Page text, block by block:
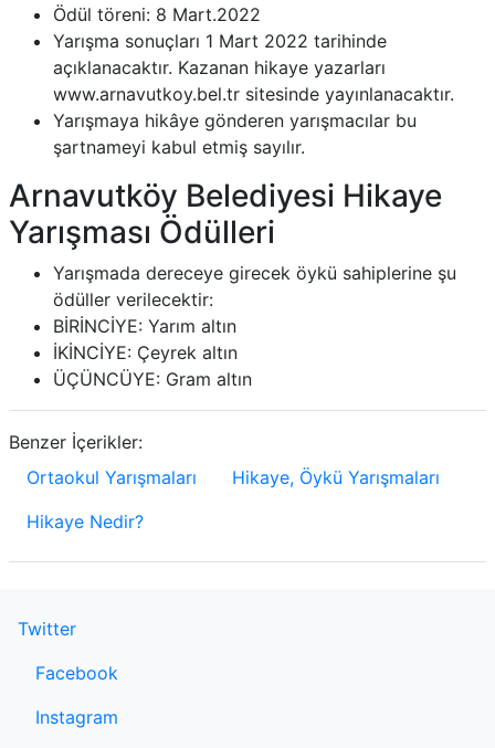
Ödül töreni: 8 Mart.2022
Yarışma sonuçları 1 Mart 2022 tarihinde
açıklanacaktır. Kazanan hikaye yazarları
www.arnavutkoy.bel.tr sitesinde yayınlanacaktır.
Yarışmaya hikâye gönderen yarışmacılar bu
şartnameyi kabul etmiş sayılır.
Arnavutköy Belediyesi Hikaye
Yarışması Ödülleri
Yarışmada dereceye girecek öykü sahiplerine şu
ödüller verilecektir:
BİRİNCİYE: Yarım altın
İKİNCİYE: Çeyrek altın
ÜÇÜNCÜYE: Gram altın
Benzer İçerikler:
Ortaokul Yarışmaları
Hikaye, Öykü Yarışmaları
Hikaye Nedir?
Twitter
Facebook
Instagram